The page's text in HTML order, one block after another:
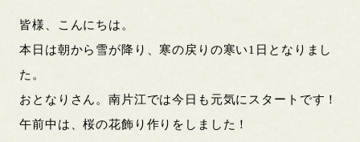
皆様、こんにちは。
本日は朝から雪が降り、寒の戻りの寒い1日となりまし
た。
おとなりさん。南片江では今日も元気にスタートです！
午前中は、桜の花飾り作りをしました！